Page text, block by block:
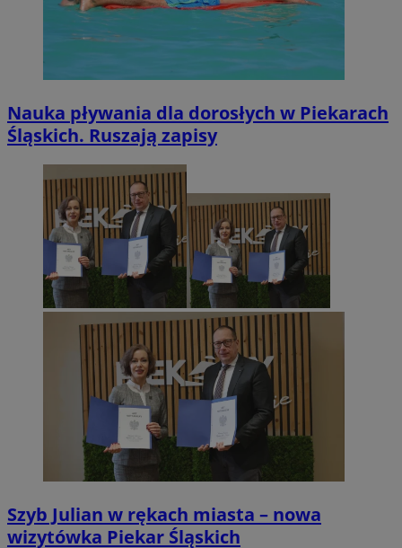
Nauka pływania dla dorosłych w Piekarach
Śląskich. Ruszają zapisy
Szyb Julian w rękach miasta – nowa
wizytówka Piekar Śląskich